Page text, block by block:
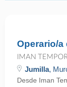
Operario/a
IMAN
Jumilla,
Desde Iman